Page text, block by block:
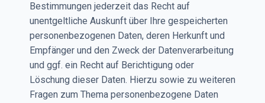
Bestimmungen jederzeit das Recht auf
unentgeltliche Auskunft über Ihre gespeicherten
personenbezogenen Daten, deren Herkunft und
Empfänger und den Zweck der Datenverarbeitung
und ggf. ein Recht auf Berichtigung oder
Löschung dieser Daten. Hierzu sowie zu weiteren
Fragen zum Thema personenbezogene Daten